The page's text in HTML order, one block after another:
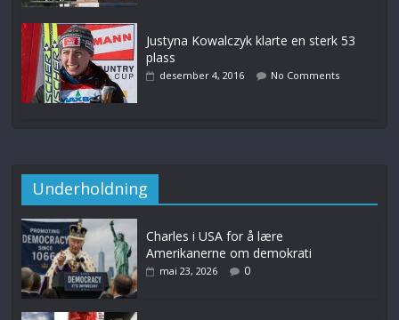
Justyna Kowalczyk klarte en sterk 53
plass
desember 4, 2016 No Comments
Underholdning
Charles i USA for å lære
Amerikanerne om demokrati
mai 23, 2026 0